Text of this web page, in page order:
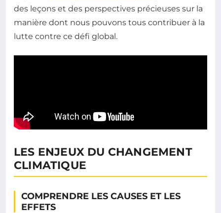
des leçons et des perspectives précieuses sur la
manière dont nous pouvons tous contribuer à la
lutte contre ce défi global.
LES ENJEUX DU CHANGEMENT
CLIMATIQUE
COMPRENDRE LES CAUSES ET LES
EFFETS